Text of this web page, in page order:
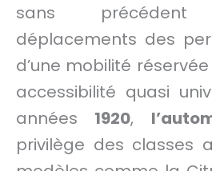
sans
déplacements des
d’une mobilité
accessibilité quasi
années 1920,
privilège des classes